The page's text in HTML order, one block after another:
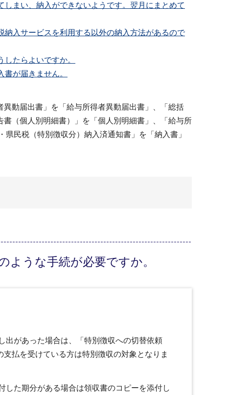
まい、納入ができないようです。翌月にまとめて
入サービスを利用する以外の納入方法があるので
たらよいですか。
が届きません。
動届出書」を「給与所得者異動届出書」、「総括
（個人別明細書）」を「個人別明細書」、「給与所
民税（特別徴収分）納入済通知書」を「納入書」
ような手続が必要ですか。
出があった場合は、「特別徴収への切替依頼
払を受けている方は特別徴収の対象となりま
した期分がある場合は領収書のコピーを添付し